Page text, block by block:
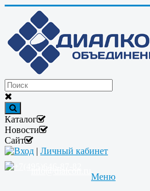
Каталог
Новости
Сайт
Вход | Личный кабинет
Меню